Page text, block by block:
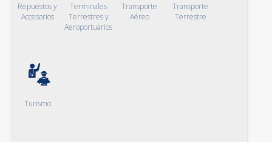
Repuestos y
Accesorios
Terminales
Terrestres y
Aeroportuarios
Transporte
Aéreo
Transporte
Terrestre
Turismo